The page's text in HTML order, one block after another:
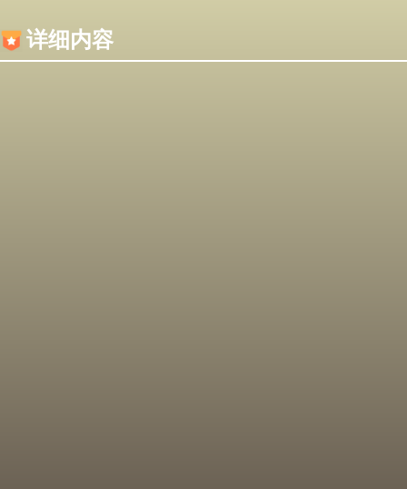
详细内容